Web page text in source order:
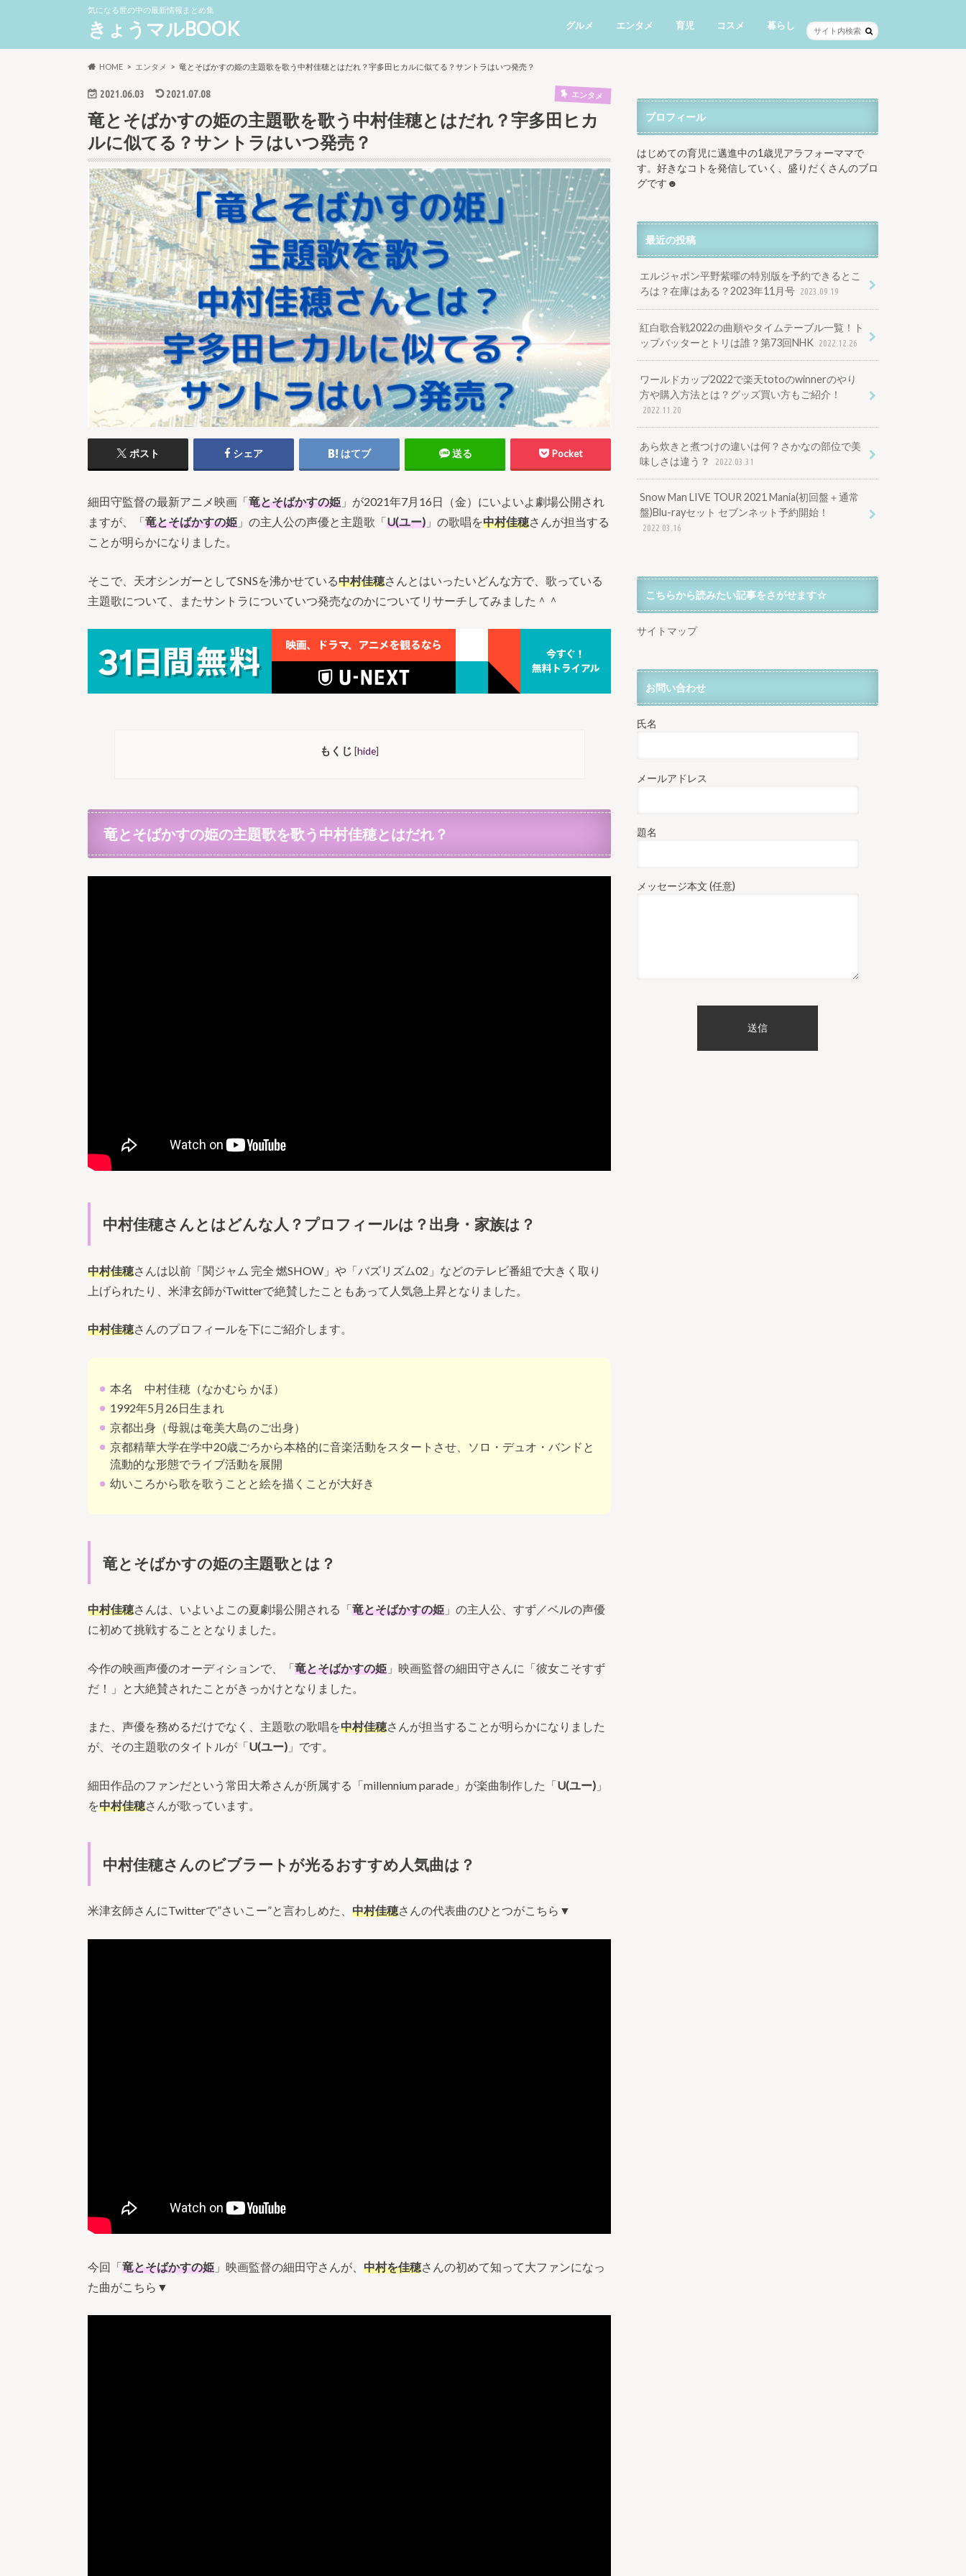
気になる世の中の最新情報まとめ集
きょうマルBOOK グルメ エンタメ 育児 コスメ 暮らし
HOME エンタメ 竜とそばかすの姫の主題歌を歌う中村佳穂とはだれ？宇多田ヒカルに似てる？サントラはいつ発売？
2021.06.03 2021.07.08 エンタメ
竜とそばかすの姫の主題歌を歌う中村佳穂とはだれ？宇多田ヒカ
ルに似てる？サントラはいつ発売？
ポスト シェア はてブ 送る Pocket
細田守監督の最新アニメ映画「竜とそばかすの姫 」が2021年7月16日（金）にいよいよ劇場公開され
ますが、「竜とそばかすの姫 」の主人公の声優と主題歌「U(ユー) 」の歌唱を中村佳穂さんが担当する
ことが明らかになりました。
そこで、天才シンガーとしてSNSを沸かせている中村佳穂さんとはいったいどんな方で、歌っている
主題歌について、またサントラについていつ発売なのかについてリサーチしてみました＾＾
もくじ [hide]
竜とそばかすの姫の主題歌を歌う中村佳穂とはだれ？
中村佳穂さんとはどんな人？プロフィールは？出身・家族は？
中村佳穂さんは以前「関ジャム 完全 燃SHOW」や「バズリズム02」などのテレビ番組で大きく取り
上げられたり、米津玄師がTwitterで絶賛したこともあって人気急上昇となりました。
中村佳穂さんのプロフィールを下にご紹介します。
本名 中村佳穂（なかむら かほ）
1992年5月26日生まれ
京都出身（母親は奄美大島のご出身）
京都精華大学在学中20歳ごろから本格的に音楽活動をスタートさせ、ソロ・デュオ・バンドと
流動的な形態でライブ活動を展開
幼いころから歌を歌うことと絵を描くことが大好き
竜とそばかすの姫の主題歌とは？
中村佳穂さんは、いよいよこの夏劇場公開される「竜とそばかすの姫 」の主人公、すず／ベルの声優
に初めて挑戦することとなりました。
今作の映画声優のオーディションで、「竜とそばかすの姫 」映画監督の細田守さんに「彼女こそすず
だ！」と大絶賛されたことがきっかけとなりました。
また、声優を務めるだけでなく、主題歌の歌唱を中村佳穂さんが担当することが明らかになりました
が、その主題歌のタイトルが「U(ユー) 」です。
細田作品のファンだという常田大希さんが所属する「millennium parade」が楽曲制作した「U(ユー) 」
を中村佳穂さんが歌っています。
中村佳穂さんのビブラートが光るおすすめ人気曲は？
米津玄師さんにTwitterで”さいこー”と言わしめた、 中村佳穂さんの代表曲のひとつがこちら▼
今回「竜とそばかすの姫 」映画監督の細田守さんが、 中村を佳穂さんの初めて知って大ファンになっ
た曲がこちら▼
プロフィール
はじめての育児に邁進中の1歳児アラフォーママで
す。好きなコトを発信していく、盛りだくさんのブロ
グです☻
最近の投稿
エルジャポン平野紫曜の特別版を予約できるとこ
ろは？在庫はある？2023年11月号 2023.09.19
紅白歌合戦2022の曲順やタイムテーブル一覧！ト
ップバッターとトリは誰？第73回NHK 2022.12.26
ワールドカップ2022で楽天totoのwinnerのやり
方や購入方法とは？グッズ買い方もご紹介！
2022.11.20
あら炊きと煮つけの違いは何？さかなの部位で美
味しさは違う？
2022.03.31
Snow Man LIVE TOUR 2021 Mania(初回盤＋通常
盤)Blu-rayセット セブンネット予約開始！
2022.03.16
こちらから読みたい記事をさがせます☆
サイトマップ
お問い合わせ
氏名
メールアドレス
題名
メッセージ本文 (任意)